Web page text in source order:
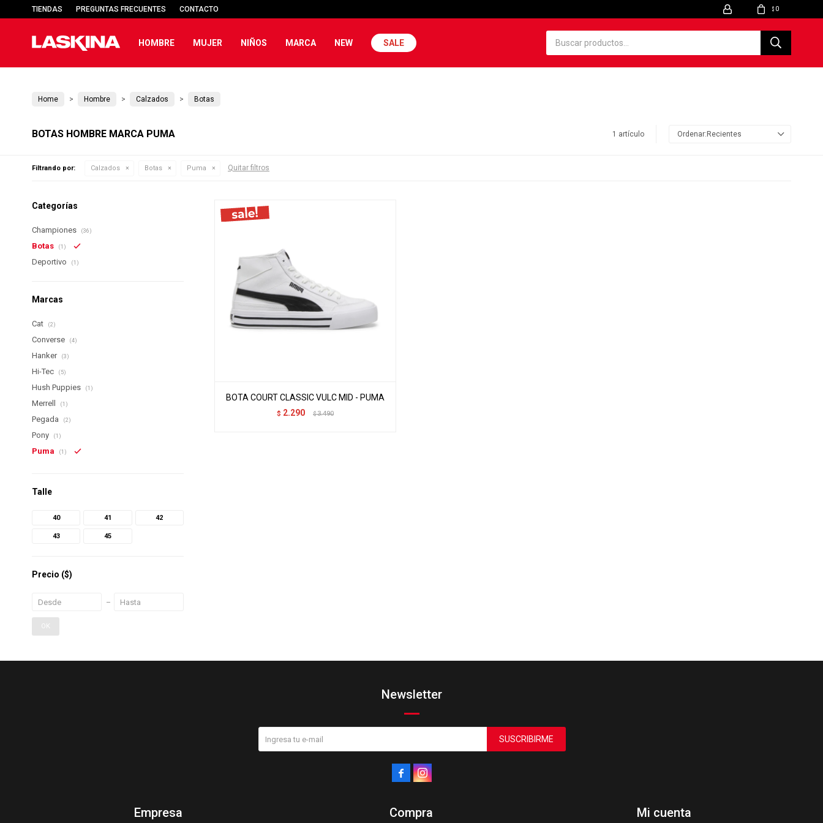
HOMBRE MUJER NIÑOS MARCA NEW SALE
$ 0
TIENDAS PREGUNTAS FRECUENTES CONTACTO
Home Hombre Calzados Botas
BOTAS HOMBRE MARCA PUMA 1 artículo Recientes
Filtrando por: Calzados Botas Puma Quitar filtros
BOTA COURT CLASSIC VULC MID - PUMA
$ 2.290 $ 3.490
Categorías
Championes (36)
Botas (1)
Deportivo (1)
Marcas
Cat (2)
Converse (4)
Hanker (3)
Hi-Tec (5)
Hush Puppies (1)
Merrell (1)
Pegada (2)
Pony (1)
Puma (1)
Talle
40 41 42
43 45
Precio ($)
OK
Empresa Compra Mi cuenta
Newsletter
SUSCRIBIRME
 